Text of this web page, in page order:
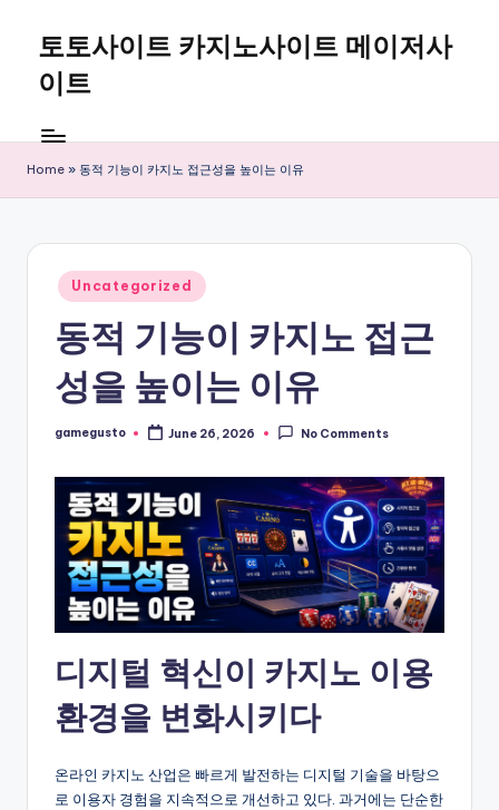
content
토토사이트 카지노사이트 메이저사
이트
Home » 동적 기능이 카지노 접근성을 높이는 이유
Posted
in
Uncategorized
동적 기능이 카지노 접근
성을 높이는 이유
Posted
gamegusto June 26, 2026 No Comments
디지털 혁신이 카지노 이용
환경을 변화시키다
온라인 카지노 산업은 빠르게 발전하는 디지털 기술을 바탕으
로 이용자 경험을 지속적으로 개선하고 있다. 과거에는 단순한